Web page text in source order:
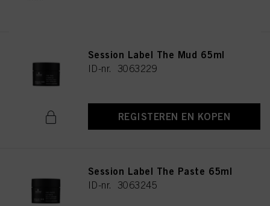
Session Label The Mud 65ml
ID-nr. 3063229
REGISTEREN EN KOPEN
Session Label The Paste 65ml
ID-nr. 3063245